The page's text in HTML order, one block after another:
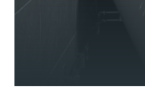
мрамора